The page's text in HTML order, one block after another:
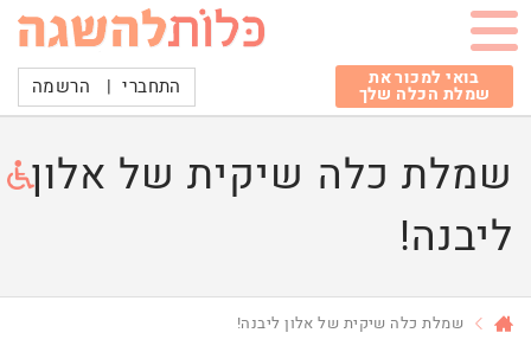
בואי למכור את
שמלת הכלה שלך התחברי | הרשמה
שמלת כלה שיקית של אלון
ליבנה!
שמלת כלה שיקית של אלון ליבנה!